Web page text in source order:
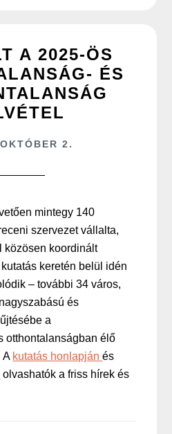
A 2025-ÖS
ÉS
2.
mintegy 140
szervezet vállalta,
közösen koordinált
keretén belül idén
– további 34 város,
és
a
otthontalanságban élő
A kutatás honlapjánés
olvashatók a friss hírek és